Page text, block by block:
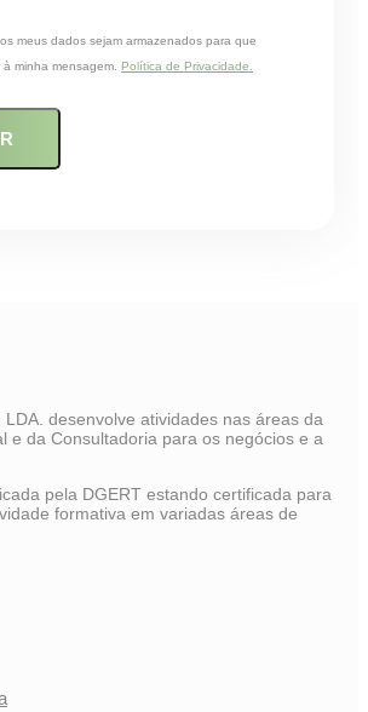
meus dados sejam armazenados para que
minha mensagem. Política de Privacidade.
LDA. desenvolve atividades nas áreas da
e da Consultadoria para os negócios e a
pela DGERT estando certificada para
formativa em variadas áreas de